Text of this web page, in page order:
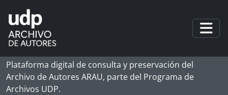
Skip to main content
Plataforma digital de consulta y preservación del
Archivo de Autores ARAU, parte del Programa de
Archivos UDP.